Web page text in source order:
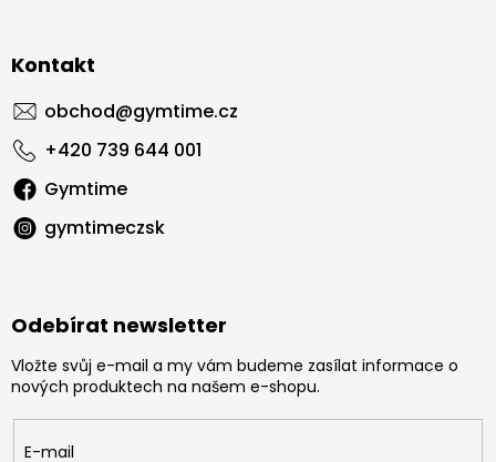
Kontakt
obchod@gymtime.cz
+420 739 644 001
Gymtime
gymtimeczsk
Odebírat newsletter
Vložte svůj e-mail a my vám budeme zasílat informace o
nových produktech na našem e-shopu.
E-mail